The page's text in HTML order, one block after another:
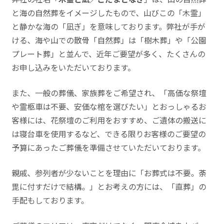
と海の自然葬をイメージしたもので、山びこの「木霊」
と静かな海の「凪ぎ」を意味しております。弊社が手が
ける、海や山での散骨「自然葬」は「樹木葬」や「公園
プレート葬」と並んで、近年ご要望が多く、たくさんの
お申し込みをいただいております。
また、一般の葬儀、家族葬をご希望され、「高価な祭壇
や霊柩車は不要、安価な棺を選びたい」とおっしゃるお
客様には、花祭壇のご利用をおすすめ、ご遺体の搬送に
は寝台車を使用するなど、できる限りお客様のご要望の
予算にあったご葬儀を準備させていただいております。
親戚、参列者が少ないことを理由に「お葬式は不要。荼
毘に付すだけで結構。」とお考えの方には、「直葬」の
手配もしております。